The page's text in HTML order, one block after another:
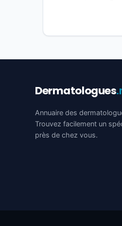
Dermatologues
Annuaire des
Trouvez facilement un
près de chez vous.